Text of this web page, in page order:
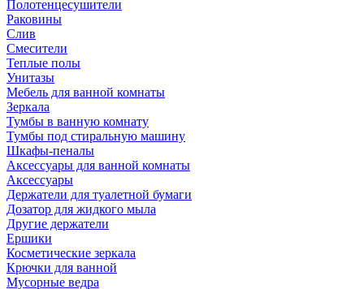
Полотенцесушители
Раковины
Слив
Смесители
Теплые полы
Унитазы
Мебель для ванной комнаты
Зеркала
Тумбы в ванную комнату
Тумбы под стиральную машину
Шкафы-пеналы
Аксессуары для ванной комнаты
Аксессуары
Держатели для туалетной бумаги
Дозатор для жидкого мыла
Другие держатели
Ершики
Косметические зеркала
Крючки для ванной
Мусорные ведра